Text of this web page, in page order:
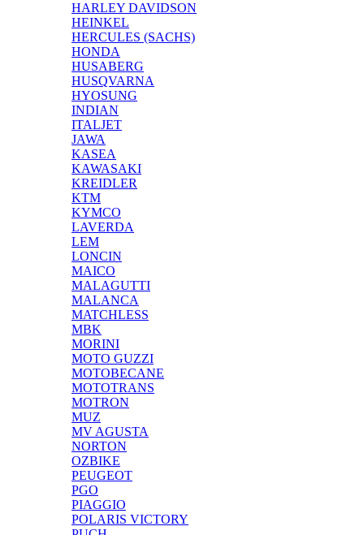
HARLEY DAVIDSON
HEINKEL
HERCULES (SACHS)
HONDA
HUSABERG
HUSQVARNA
HYOSUNG
INDIAN
ITALJET
JAWA
KASEA
KAWASAKI
KREIDLER
KTM
KYMCO
LAVERDA
LEM
LONCIN
MAICO
MALAGUTTI
MALANCA
MATCHLESS
MBK
MORINI
MOTO GUZZI
MOTOBECANE
MOTOTRANS
MOTRON
MUZ
MV AGUSTA
NORTON
OZBIKE
PEUGEOT
PGO
PIAGGIO
POLARIS VICTORY